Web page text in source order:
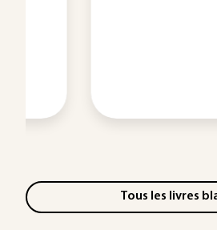
Tous les livres